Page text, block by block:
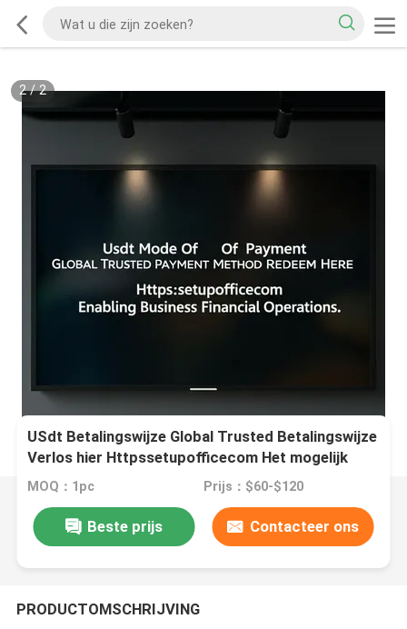
2/2
USdt Betalingswijze Global Trusted Betalingswijze
Verlos hier Httpssetupofficecom Het mogelijk
maken van zakelijke financiële operaties
MOQ：1pc Prijs：$60-$120
Beste prijs Contacteer ons
PRODUCTOMSCHRIJVING